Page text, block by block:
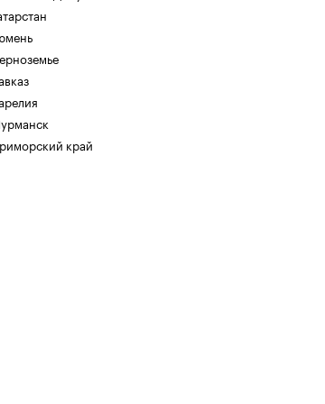
край